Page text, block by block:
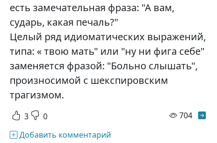
есть замечательная фраза: "А вам,
сударь, какая печаль?"
Целый ряд идиоматических выражений,
типа: « твою мать" или "ну ни фига себе"
заменяется фразой: "Больно слышать",
произносимой с шекспировским
трагизмом.
3 0 704
Добавить комментарий